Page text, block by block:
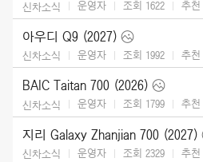
신차소식 운영자 조회 1622 추천
아우디 Q9 (2027)
신차소식 운영자 조회 1992 추천
BAIC Taitan 700 (2026)
신차소식 운영자 조회 1799 추천
지리 Galaxy Zhanjian 700 (2027)
신차소식 운영자 조회 2329 추천